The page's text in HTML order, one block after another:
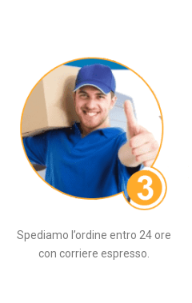
Spediamo l’ordine entro 24 ore
con corriere espresso.